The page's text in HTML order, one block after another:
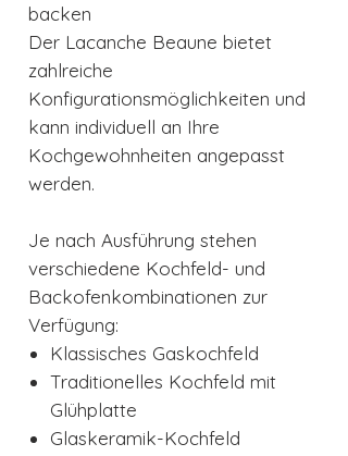
backen
Der Lacanche Beaune bietet
zahlreiche
Konfigurationsmöglichkeiten und
kann individuell an Ihre
Kochgewohnheiten angepasst
werden.
Je nach Ausführung stehen
verschiedene Kochfeld- und
Backofenkombinationen zur
Verfügung:
Klassisches Gaskochfeld
Traditionelles Kochfeld mit
Glühplatte
Glaskeramik-Kochfeld